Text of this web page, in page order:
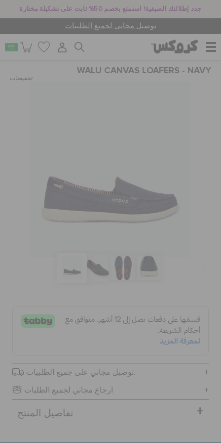
جدد إطلالتك الصيفية! استمتع بخصم 50% ثابت على تشكيلة مختارة
توصيل مجاني لجميع الطلبيات
كروكس لمكان العمل
مميز
WALU CANVAS LOAFERS - NAVY
تخفيضات
توصيل مجاني على جميع الطلبيات.
ارجاع مجاني لجميع الطلبات
تفاصيل المنتج